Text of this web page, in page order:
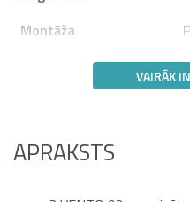
Montāža
VAIRĀK
APRAKSTS